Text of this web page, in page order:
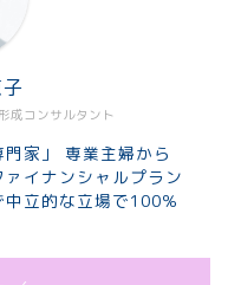
成コンサルタント
家」 専業主婦から
イナンシャルプラン
立的な立場で100％